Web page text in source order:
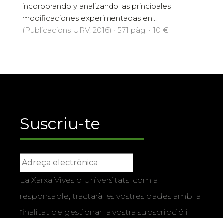
incorporando y analizando las principales
modificaciones experimentadas en...
(Publicacions URV, 2016) · 571 pàg. · 10 €
Suscriu-te
La Xarxa Vives d’Universitats, com a
responsable, tractarà les vostres dades amb la
finalitat de gestionar la vostra subscripció i